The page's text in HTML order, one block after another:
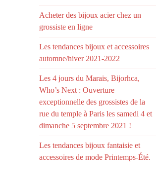
Acheter des bijoux acier chez un
grossiste en ligne
Les tendances bijoux et accessoires
automne/hiver 2021-2022
Les 4 jours du Marais, Bijorhca,
Who’s Next : Ouverture
exceptionnelle des grossistes de la
rue du temple à Paris les samedi 4 et
dimanche 5 septembre 2021 !
Les tendances bijoux fantaisie et
accessoires de mode Printemps-Été.